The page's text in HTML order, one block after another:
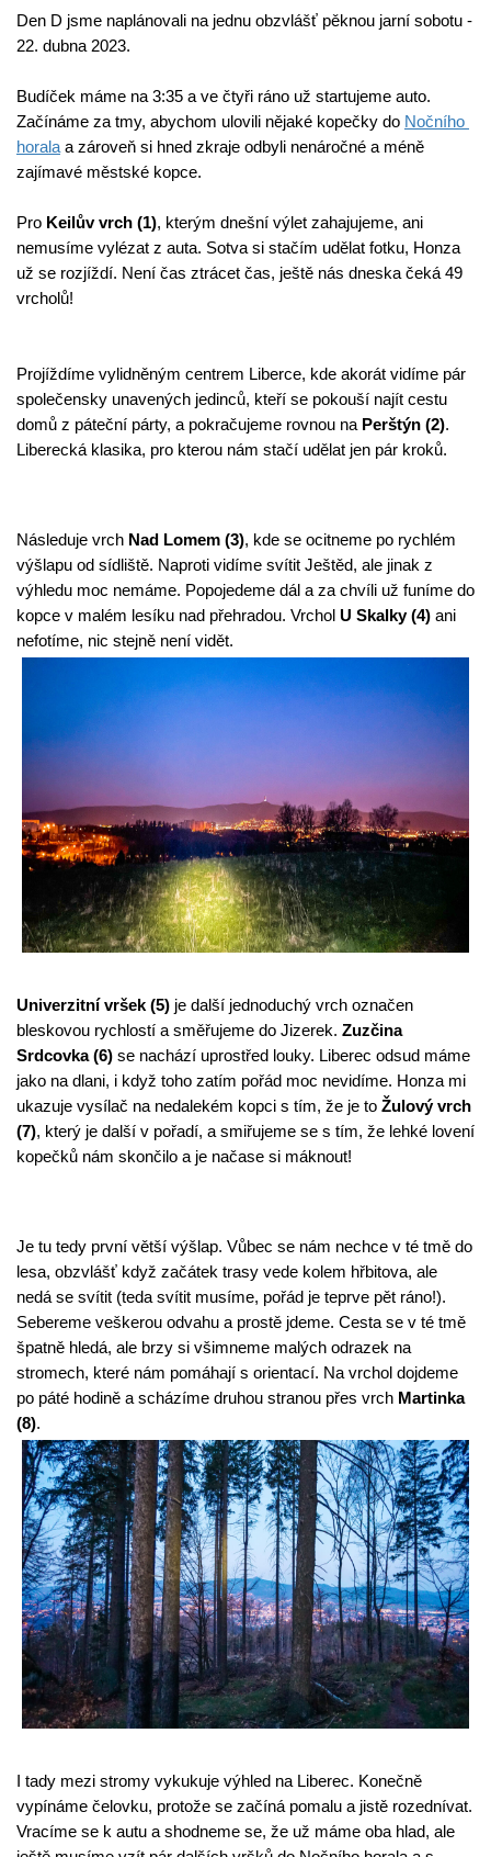
Den D jsme naplánovali na jednu obzvlášť pěknou jarní sobotu -
22. dubna 2023.
Budíček máme na 3:35 a ve čtyři ráno už startujeme auto.
Začínáme za tmy, abychom ulovili nějaké kopečky do Nočního
horala a zároveň si hned zkraje odbyli nenáročné a méně
zajímavé městské kopce.
Pro Keilův vrch (1), kterým dnešní výlet zahajujeme, ani
nemusíme vylézat z auta. Sotva si stačím udělat fotku, Honza
už se rozjíždí. Není čas ztrácet čas, ještě nás dneska čeká 49
vrcholů!
Projíždíme vylidněným centrem Liberce, kde akorát vidíme pár
společensky unavených jedinců, kteří se pokouší najít cestu
domů z páteční párty, a pokračujeme rovnou na Perštýn (2).
Liberecká klasika, pro kterou nám stačí udělat jen pár kroků.
Následuje vrch Nad Lomem (3), kde se ocitneme po rychlém
výšlapu od sídliště. Naproti vidíme svítit Ještěd, ale jinak z
výhledu moc nemáme. Popojedeme dál a za chvíli už funíme do
kopce v malém lesíku nad přehradou. Vrchol U Skalky (4) ani
nefotíme, nic stejně není vidět.
Univerzitní vršek (5) je další jednoduchý vrch označen
bleskovou rychlostí a směřujeme do Jizerek. Zuzčina
Srdcovka (6) se nachází uprostřed louky. Liberec odsud máme
jako na dlani, i když toho zatím pořád moc nevidíme. Honza mi
ukazuje vysílač na nedalekém kopci s tím, že je to Žulový vrch
(7), který je další v pořadí, a smiřujeme se s tím, že lehké lovení
kopečků nám skončilo a je načase si máknout!
Je tu tedy první větší výšlap. Vůbec se nám nechce v té tmě do
lesa, obzvlášť když začátek trasy vede kolem hřbitova, ale
nedá se svítit (teda svítit musíme, pořád je teprve pět ráno!).
Sebereme veškerou odvahu a prostě jdeme. Cesta se v té tmě
špatně hledá, ale brzy si všimneme malých odrazek na
stromech, které nám pomáhají s orientací. Na vrchol dojdeme
po páté hodině a scházíme druhou stranou přes vrch Martinka
(8).
I tady mezi stromy vykukuje výhled na Liberec. Konečně
vypínáme čelovku, protože se začíná pomalu a jistě rozednívat.
Vracíme se k autu a shodneme se, že už máme oba hlad, ale